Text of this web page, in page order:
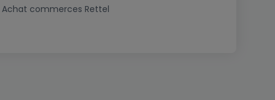
Achat commerces Rettel